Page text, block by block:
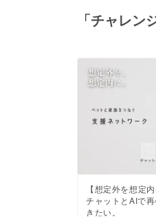
まち
「チャレン
【想定外を想定
チャットとAIで
きたい。